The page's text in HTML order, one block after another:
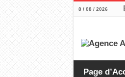
8 / 08 / 2026
Page